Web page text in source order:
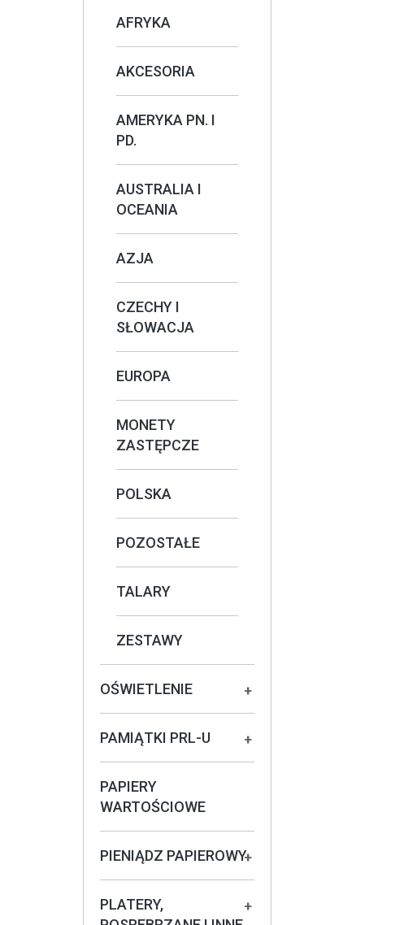
AFRYKA
AKCESORIA
AMERYKA PN. I
PD.
AUSTRALIA I
OCEANIA
AZJA
CZECHY I
SŁOWACJA
EUROPA
MONETY
ZASTĘPCZE
POLSKA
POZOSTAŁE
TALARY
ZESTAWY
+
OŚWIETLENIE
+
PAMIĄTKI PRL-U
PAPIERY
WARTOŚCIOWE
+
PIENIĄDZ PAPIEROWY
+
PLATERY,